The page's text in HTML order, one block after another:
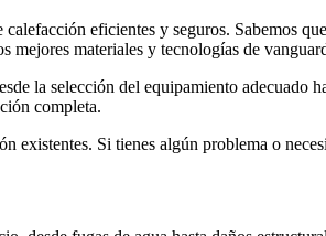
eficientes y seguros. Sabemos
materiales y tecnologías de
la selección del equipamiento adecuado
completa.
existentes. Si tienes algún problema o